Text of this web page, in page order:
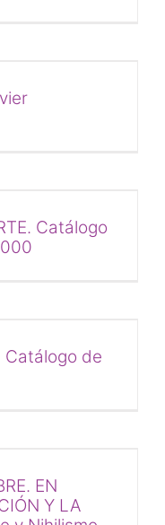
Catálogo
Catálogo de
EN
Y LA